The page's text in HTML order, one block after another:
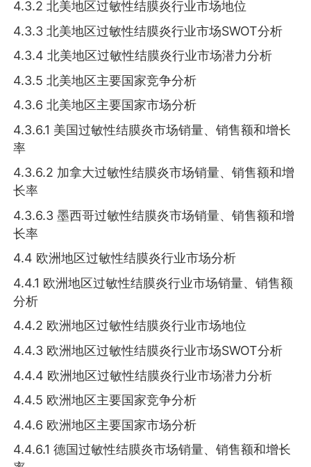
4.3.2 北美地区过敏性结膜炎行业市场地位
4.3.3 北美地区过敏性结膜炎行业市场SWOT分析
4.3.4 北美地区过敏性结膜炎行业市场潜力分析
4.3.5 北美地区主要国家竞争分析
4.3.6 北美地区主要国家市场分析
4.3.6.1 美国过敏性结膜炎市场销量、销售额和增长
率
4.3.6.2 加拿大过敏性结膜炎市场销量、销售额和增
长率
4.3.6.3 墨西哥过敏性结膜炎市场销量、销售额和增
长率
4.4 欧洲地区过敏性结膜炎行业市场分析
4.4.1 欧洲地区过敏性结膜炎行业市场销量、销售额
分析
4.4.2 欧洲地区过敏性结膜炎行业市场地位
4.4.3 欧洲地区过敏性结膜炎行业市场SWOT分析
4.4.4 欧洲地区过敏性结膜炎行业市场潜力分析
4.4.5 欧洲地区主要国家竞争分析
4.4.6 欧洲地区主要国家市场分析
4.4.6.1 德国过敏性结膜炎市场销量、销售额和增长